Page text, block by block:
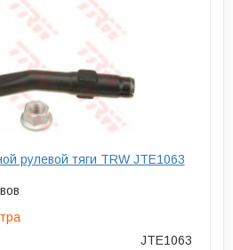
рулевой тяги TRW JTE1063
JTE1063